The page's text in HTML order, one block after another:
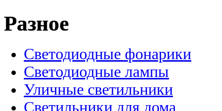
Разное
Светодиодные фонарики
Светодиодные лампы
Уличные светильники
Светильники для дома